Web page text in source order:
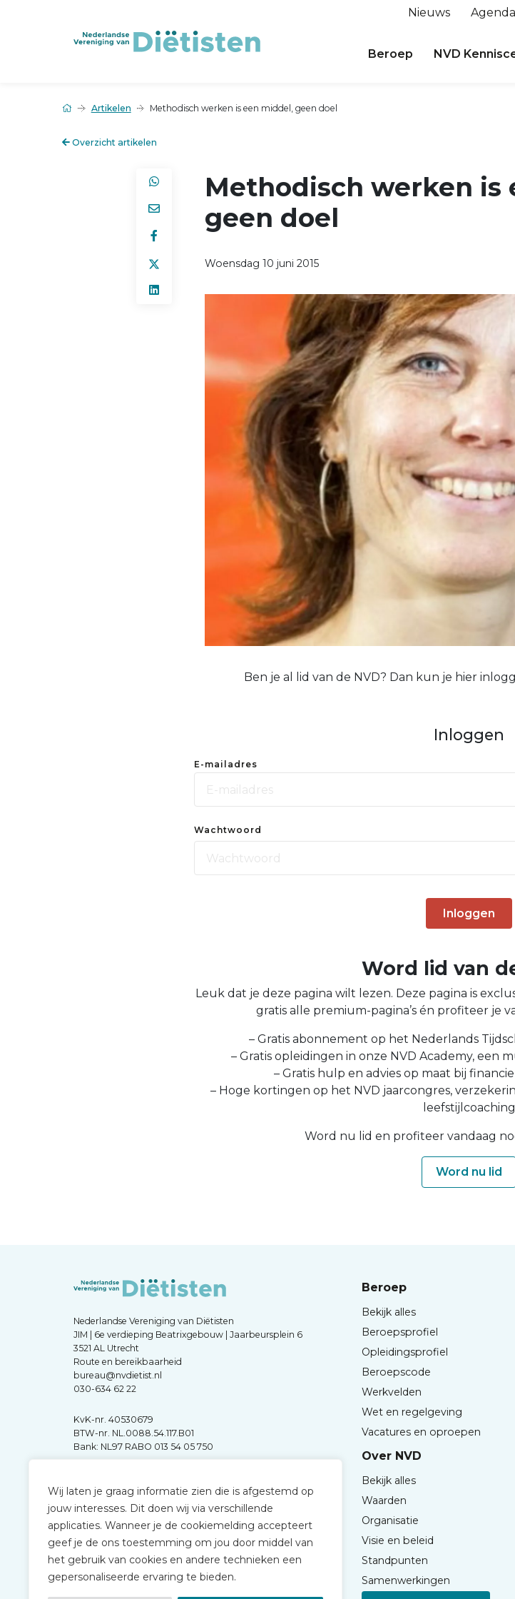
Wij laten je graag informatie zien die is afgestemd op
jouw interesses. Dit doen wij via verschillende
applicaties. Wanneer je de cookiemelding accepteert
geef je de ons toestemming om jou door middel van
het gebruik van cookies en andere technieken een
gepersonaliseerde ervaring te bieden.
Nieuws Agenda
Beroep NVD
Artikelen Methodisch werken is een middel, geen doel
Overzicht artikelen
Methodisch werken is
geen doel
Woensdag 10 juni 2015
Ben je al lid van de NVD? Dan kun je hier
Inloggen
E-mailadres
Wachtwoord
Inloggen
Word lid van
Leuk dat je deze pagina wilt lezen. Deze pagina is
gratis alle premium-pagina’s én profiteer je
– Gratis abonnement op het Nederlands
– Gratis opleidingen in onze NVD Academy, een
– Gratis hulp en advies op maat bij
– Hoge kortingen op het NVD jaarcongres,
leefstijlcoaching
Word nu lid en profiteer vandaag
Word nu lid
Nederlandse Vereniging van Diëtisten
JIM | 6e verdieping Beatrixgebouw | Jaarbeursplein 6
3521 AL Utrecht
Route en bereikbaarheid
bureau@nvdietist.nl
030-634 62 22
KvK-nr. 40530679
BTW-nr. NL.0088.54.117.B01
Bank: NL97 RABO 013 54 05 750
Beroep
Bekijk alles
Beroepsprofiel
Opleidingsprofiel
Beroepscode
Werkvelden
Wet en regelgeving
Vacatures en oproepen
Over NVD
Bekijk alles
Waarden
Organisatie
Visie en beleid
Standpunten
Samenwerkingen